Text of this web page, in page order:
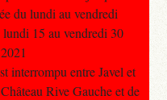
du lundi au vendredi
15 au vendredi 30
interrompu entre Javel et
Rive Gauche et de